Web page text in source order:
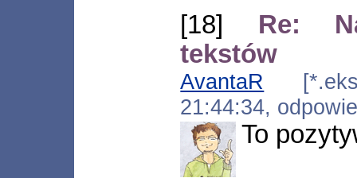
[18] Re:
tekstów
AvantaR
21:44:34,
To